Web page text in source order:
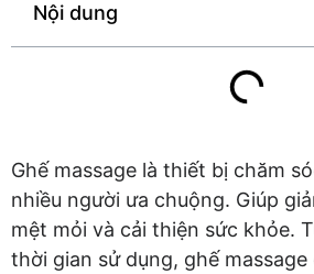
Nội dung
Ghế massage là thiết bị chăm
nhiều người ưa chuộng. Giúp
mệt mỏi và cải thiện sức khỏe.
thời gian sử dụng, ghế